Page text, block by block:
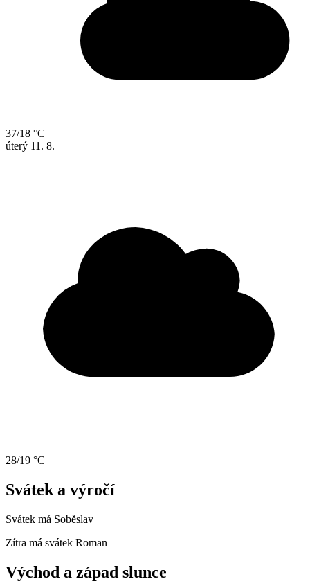
37/18 °C
úterý 11. 8.
28/19 °C
Svátek a výročí
Svátek má Soběslav
Zítra má svátek Roman
Východ a západ slunce